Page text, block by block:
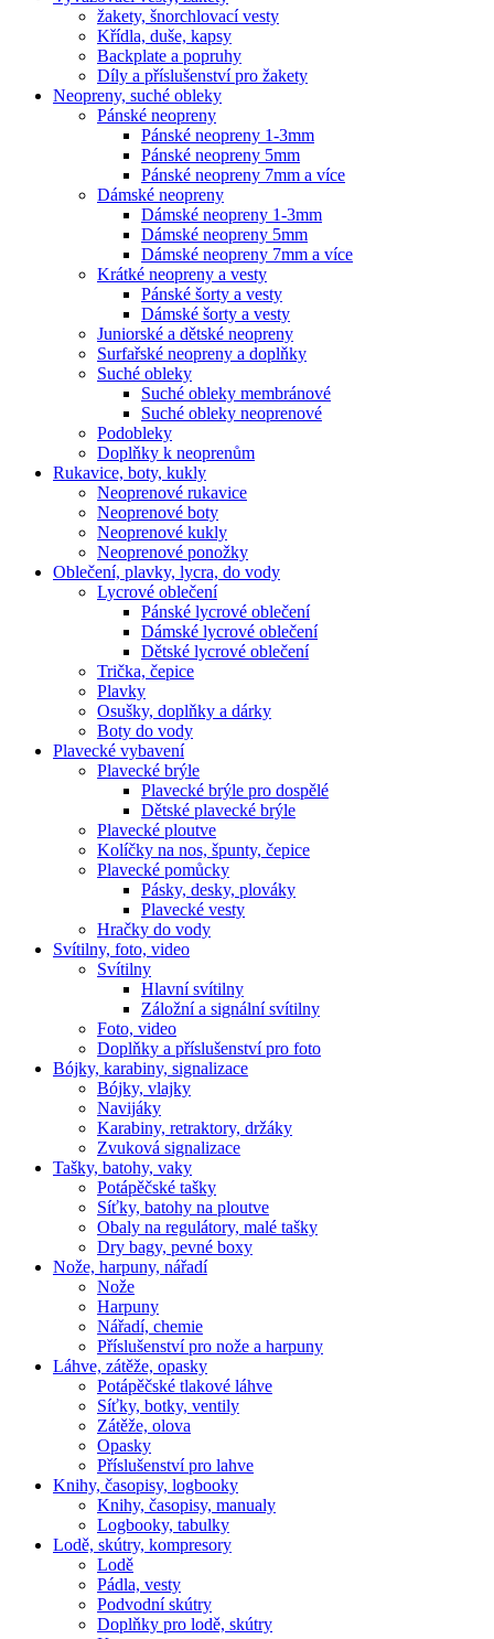
žakety, šnorchlovací vesty
Křídla, duše, kapsy
Backplate a popruhy
Díly a příslušenství pro žakety
Neopreny, suché obleky
Pánské neopreny
Pánské neopreny 1-3mm
Pánské neopreny 5mm
Pánské neopreny 7mm a více
Dámské neopreny
Dámské neopreny 1-3mm
Dámské neopreny 5mm
Dámské neopreny 7mm a více
Krátké neopreny a vesty
Pánské šorty a vesty
Dámské šorty a vesty
Juniorské a dětské neopreny
Surfařské neopreny a doplňky
Suché obleky
Suché obleky membránové
Suché obleky neoprenové
Podobleky
Doplňky k neoprenům
Rukavice, boty, kukly
Neoprenové rukavice
Neoprenové boty
Neoprenové kukly
Neoprenové ponožky
Oblečení, plavky, lycra, do vody
Lycrové oblečení
Pánské lycrové oblečení
Dámské lycrové oblečení
Dětské lycrové oblečení
Trička, čepice
Plavky
Osušky, doplňky a dárky
Boty do vody
Plavecké vybavení
Plavecké brýle
Plavecké brýle pro dospělé
Dětské plavecké brýle
Plavecké ploutve
Kolíčky na nos, špunty, čepice
Plavecké pomůcky
Pásky, desky, plováky
Plavecké vesty
Hračky do vody
Svítilny, foto, video
Svítilny
Hlavní svítilny
Záložní a signální svítilny
Foto, video
Doplňky a příslušenství pro foto
Bójky, karabiny, signalizace
Bójky, vlajky
Navijáky
Karabiny, retraktory, držáky
Zvuková signalizace
Tašky, batohy, vaky
Potápěčské tašky
Síťky, batohy na ploutve
Obaly na regulátory, malé tašky
Dry bagy, pevné boxy
Nože, harpuny, nářadí
Nože
Harpuny
Nářadí, chemie
Příslušenství pro nože a harpuny
Láhve, zátěže, opasky
Potápěčské tlakové láhve
Síťky, botky, ventily
Zátěže, olova
Opasky
Příslušenství pro lahve
Knihy, časopisy, logbooky
Knihy, časopisy, manualy
Logbooky, tabulky
Lodě, skútry, kompresory
Lodě
Pádla, vesty
Podvodní skútry
Doplňky pro lodě, skútry